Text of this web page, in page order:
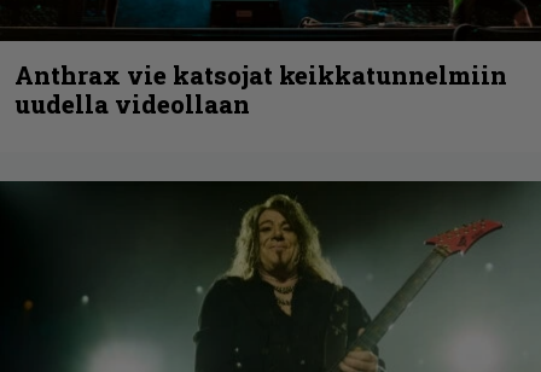
Anthrax vie katsojat keikkatunnelmiin
uudella videollaan